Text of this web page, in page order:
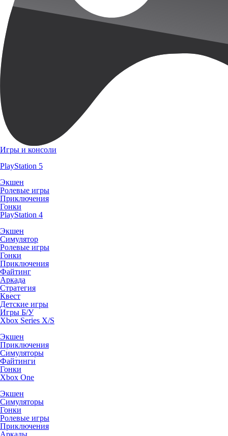
Игры и консоли
PlayStation 5
Экшен
Ролевые игры
Приключения
Гонки
PlayStation 4
Экшен
Симулятор
Ролевые игры
Гонки
Приключения
Файтинг
Аркада
Стратегия
Квест
Детские игры
Игры Б/У
Xbox Series X/S
Экшен
Приключения
Симуляторы
Файтинги
Гонки
Xbox One
Экшен
Симуляторы
Гонки
Ролевые игры
Приключения
Аркады